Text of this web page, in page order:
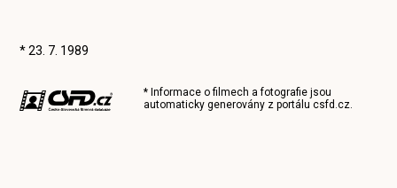
* 23. 7. 1989
* Informace o filmech a fotografie jsou
automaticky generovány z portálucsfd.cz.